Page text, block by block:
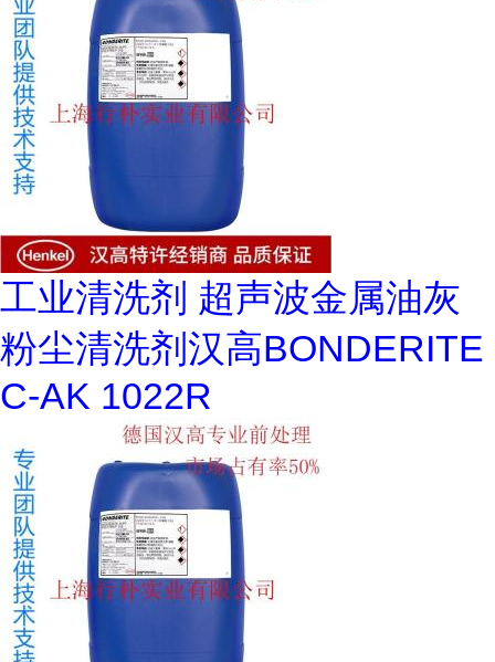
工业清洗剂 超声波金属油灰
粉尘清洗剂汉高BONDERITE
C-AK 1022R